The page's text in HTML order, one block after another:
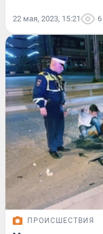
22 мая, 2023, 15:21
ПРОИСШЕСТВИЯ